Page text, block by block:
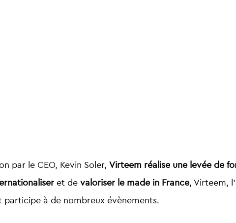
par le CEO, Kevin Soler, Virteem réalise une levée de
et de valoriser le made in France, Virteem,
participe à de nombreux évènements.